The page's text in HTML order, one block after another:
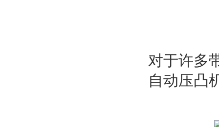
对于许多
自动压凸